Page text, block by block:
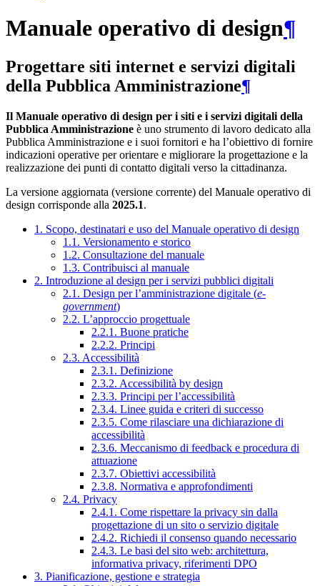
Manuale operativo di design¶
Progettare siti internet e servizi digitali
della Pubblica Amministrazione¶
Il Manuale operativo di design per i siti e i servizi digitali della
Pubblica Amministrazione è uno strumento di lavoro dedicato alla
Pubblica Amministrazione e i suoi fornitori e ha l’obiettivo di fornire
indicazioni operative per orientare e migliorare la progettazione e la
realizzazione dei punti di contatto digitali verso la cittadinanza.
La versione aggiornata (versione corrente) del Manuale operativo di
design corrisponde alla 2025.1.
1. Scopo, destinatari e uso del Manuale operativo di design
1.1. Versionamento e storico
1.2. Consultazione del manuale
1.3. Contribuisci al manuale
2. Introduzione al design per i servizi pubblici digitali
2.1. Design per l’amministrazione digitale (e-
government)
2.2. L’approccio progettuale
2.2.1. Buone pratiche
2.2.2. Principi
2.3. Accessibilità
2.3.1. Definizione
2.3.2. Accessibilità by design
2.3.3. Principi per l’accessibilità
2.3.4. Linee guida e criteri di successo
2.3.5. Come rilasciare una dichiarazione di
accessibilità
2.3.6. Meccanismo di feedback e procedura di
attuazione
2.3.7. Obiettivi accessibilità
2.3.8. Normativa e approfondimenti
2.4. Privacy
2.4.1. Come rispettare la privacy sin dalla
progettazione di un sito o servizio digitale
2.4.2. Richiedi il consenso quando necessario
2.4.3. Le basi del sito web: architettura,
informativa privacy, riferimenti DPO
3. Pianificazione, gestione e strategia